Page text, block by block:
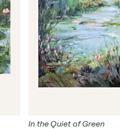
In the Quiet of Green